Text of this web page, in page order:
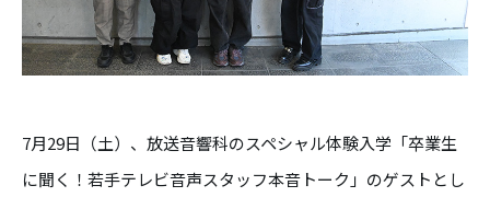
7月29日（土）、放送音響科のスペシャル体験入学「卒業生
に聞く！若手テレビ音声スタッフ本音トーク」のゲストとし